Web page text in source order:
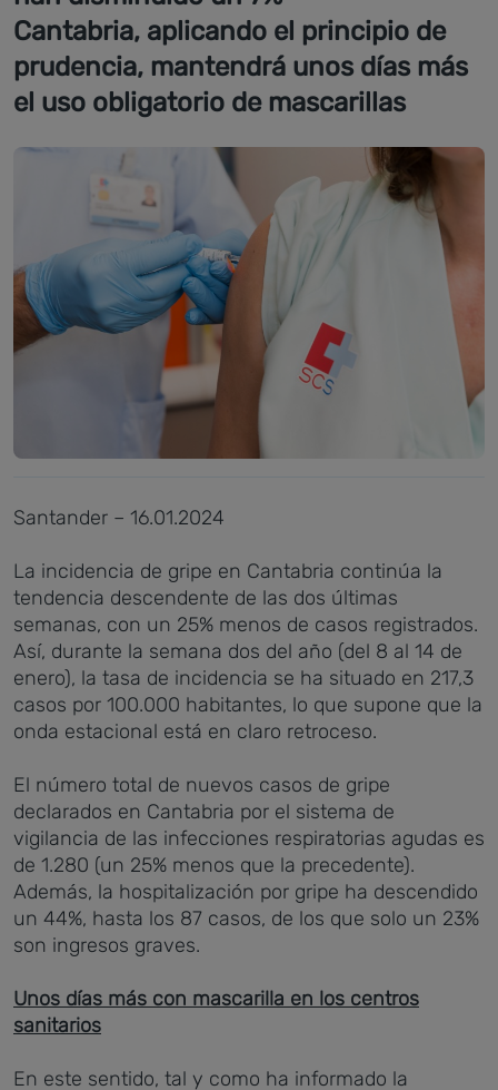
Cantabria, aplicando el principio de
prudencia, mantendrá unos días más
el uso obligatorio de mascarillas
Santander – 16.01.2024
La incidencia de gripe en Cantabria continúa la
tendencia descendente de las dos últimas
semanas, con un 25% menos de casos registrados.
Así, durante la semana dos del año (del 8 al 14 de
enero), la tasa de incidencia se ha situado en 217,3
casos por 100.000 habitantes, lo que supone que la
onda estacional está en claro retroceso.
El número total de nuevos casos de gripe
declarados en Cantabria por el sistema de
vigilancia de las infecciones respiratorias agudas es
de 1.280 (un 25% menos que la precedente).
Además, la hospitalización por gripe ha descendido
un 44%, hasta los 87 casos, de los que solo un 23%
son ingresos graves.
Unos días más con mascarilla en los centros
sanitarios
En este sentido, tal y como ha informado la